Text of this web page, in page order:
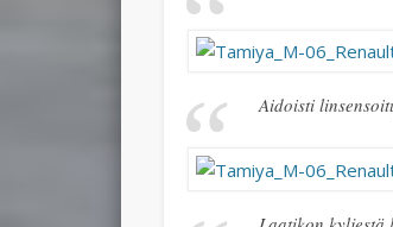
Aidoisti